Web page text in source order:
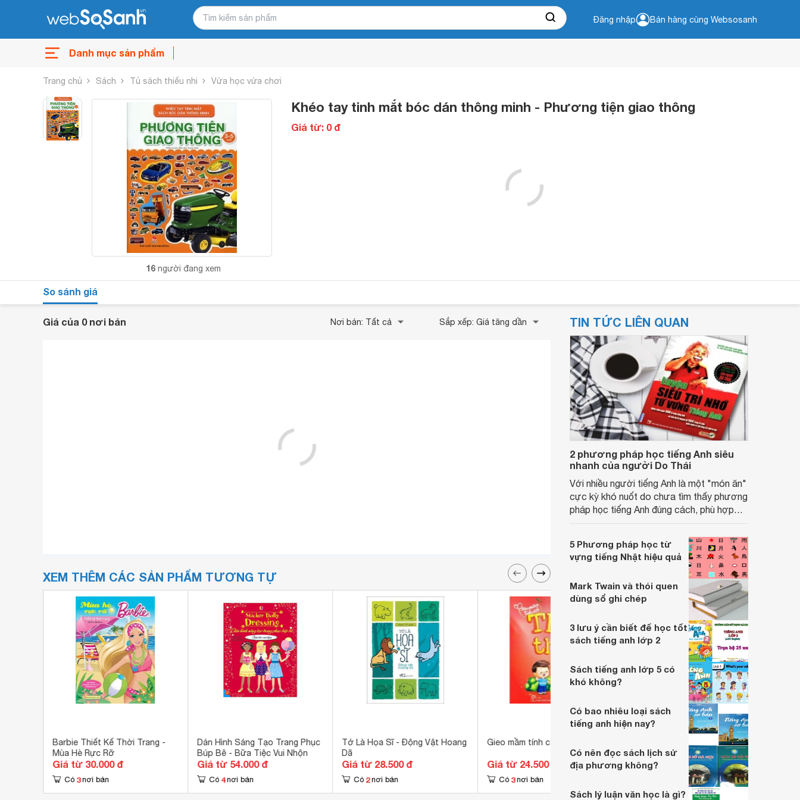
Đăng nhập Bán hàng cùng Websosanh
Danh mục sản phẩm
Trang chủ Sách Tủ sách thiếu nhi Vừa học vừa chơi
16 người đang xem
Khéo tay tinh mắt bóc dán thông minh - Phương tiện giao thông
Giá từ: 0 đ
So sánh giá
Giá của 0 nơi bán Nơi bán: Tất cả Sắp xếp: Giá tăng dần
XEM THÊM CÁC SẢN PHẨM TƯƠNG TỰ
Barbie Thiết Kế Thời Trang -
Mùa Hè Rực Rỡ
Giá từ 30.000 đ
Có 3 nơi bán
Dán Hình Sáng Tạo Trang Phục
Búp Bê - Bữa Tiệc Vui Nhộn
Giá từ 54.000 đ
Có 4 nơi bán
Tớ Là Họa Sĩ - Động Vật Hoang
Dã
Giá từ 28.500 đ
Có 2 nơi bán
Gieo mầm tính cách - Tha thứ
Giá từ 24.500 đ
Có 3 nơi bán
Barbie thiết kế thời trang -
Những cô gái năng động
Giá từ 27.200 đ
TIN TỨC LIÊN QUAN
2 phương pháp học tiếng Anh siêu
nhanh của người Do Thái
Với nhiều người tiếng Anh là một "món ăn"
cực kỳ khó nuốt do chưa tìm thấy phương
pháp học tiếng Anh đúng cách, phù hợp
khăn này, Websosanh giới thiệu đến bạn
phương pháp học tiếng Anh siêu nhanh
của người Do Thái.
5 Phương pháp học từ
vựng tiếng Nhật hiệu quả
Mark Twain và thói quen
dùng sổ ghi chép
3 lưu ý cần biết để học tốt
sách tiếng anh lớp 2
Sách tiếng anh lớp 5 có
khó không?
Có bao nhiêu loại sách
tiếng anh hiện nay?
Có nên đọc sách lịch sử
địa phương không?
Sách lý luận văn học là gì?